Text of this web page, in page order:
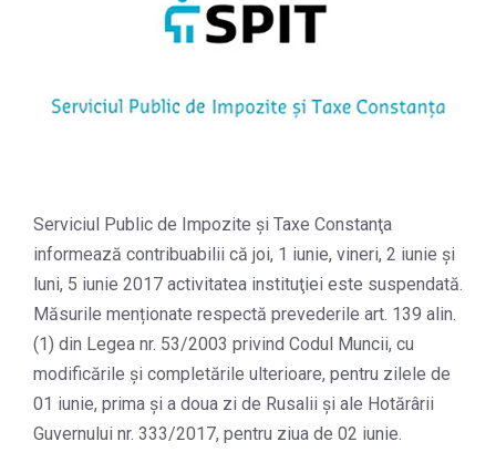
Serviciul Public de Impozite şi Taxe Constanţa
informează contribuabilii că joi, 1 iunie, vineri, 2 iunie și
luni, 5 iunie 2017 activitatea instituţiei este suspendată.
Măsurile menționate respectă prevederile art. 139 alin.
(1) din Legea nr. 53/2003 privind Codul Muncii, cu
modificările și completările ulterioare, pentru zilele de
01 iunie, prima și a doua zi de Rusalii și ale Hotărârii
Guvernului nr. 333/2017, pentru ziua de 02 iunie.